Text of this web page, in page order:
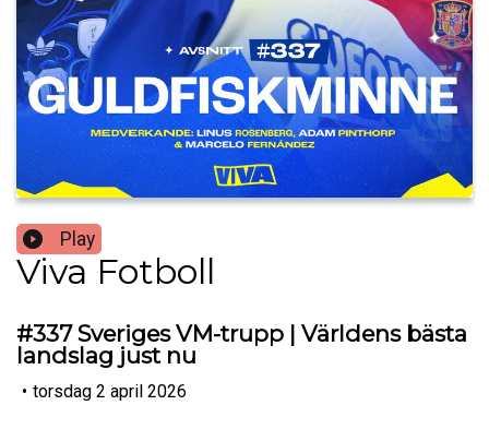
Play
Viva Fotboll
#337 Sveriges VM-trupp | Världens bästa
landslag just nu
• torsdag 2 april 2026